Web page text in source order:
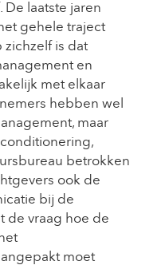
laatste jaren
gehele traject
is dat
en
met elkaar
hebben wel
maar
betrokken
ook de
bij de
de vraag hoe de
moet